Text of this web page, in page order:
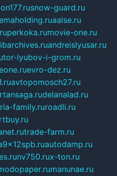
snow-guard.ru
aalse.ru
perkoka.rumovie-one.ru
andreislyusar.ru
tor-lyubov-i-grom.ru
evro-dez.ru
avtopomosch27.ru
delanalad.ru
family.ruroadli.ru
trade-farm.ru
autodamp.ru
nv750.rux-ton.ru
manunae.ru